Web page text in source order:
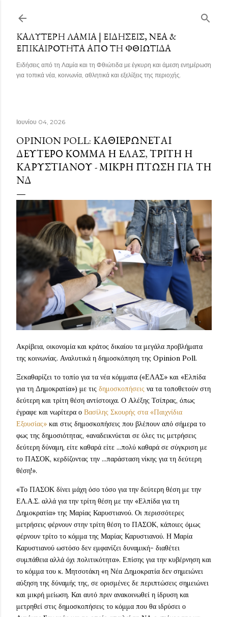
ΚΑΛΎΤΕΡΗ ΛΑΜΊΑ | ΕΙΔΉΣΕΙΣ, ΝΈΑ &
ΕΠΙΚΑΙΡΌΤΗΤΑ ΑΠΌ ΤΗ ΦΘΙΏΤΙΔΑ
Ειδήσεις από τη Λαμία και τη Φθιώτιδα με έγκυρη και άμεση ενημέρωση
για τοπικά νέα, κοινωνία, αθλητικά και εξελίξεις της περιοχής.
Ιουνίου 04, 2026
OPINION POLL: ΚΑΘΙΕΡΏΝΕΤΑΙ
ΔΕΎΤΕΡΟ ΚΌΜΜΑ Η ΕΛΑΣ, ΤΡΊΤΗ Η
ΚΑΡΥΣΤΙΑΝΟΎ - ΜΙΚΡΉ ΠΤΏΣΗ ΓΙΑ ΤΗ
ΝΔ
Ακρίβεια, οικονομία και κράτος δικαίου τα μεγάλα προβλήματα
της κοινωνίας. Αναλυτικά η δημοσκόπηση της Opinion Poll.
Ξεκαθαρίζει το τοπίο για τα νέα κόμματα («ΕΛΑΣ» και «Ελπίδα
για τη Δημοκρατία») με τις δημοσκοπήσεις να τα τοποθετούν στη
δεύτερη και τρίτη θέση αντίστοιχα. Ο Αλέξης Τσίπρας, όπως
έγραφε και νωρίτερα ο Βασίλης Σκουρής στα «Παιχνίδια
Εξουσίας» και στις δημοσκοπήσεις που βλέπουν από σήμερα το
φως της δημοσιότητας, «αναδεικνύεται σε όλες τις μετρήσεις
δεύτερη δύναμη, είτε καθαρά είτε ...πολύ καθαρά σε σύγκριση με
το ΠΑΣΟΚ, κερδίζοντας την ...παράσταση νίκης για τη δεύτερη
θέση!».
«Το ΠΑΣΟΚ δίνει μάχη όσο τόσο για την δεύτερη θέση με την
ΕΛ.Α.Σ. αλλά για την τρίτη θέση με την «Ελπίδα για τη
Δημοκρατία» της Μαρίας Καρυστιανού. Οι περισσότερες
μετρήσεις φέρνουν στην τρίτη θέση το ΠΑΣΟΚ, κάποιες όμως
φέρνουν τρίτο το κόμμα της Μαρίας Καρυστιανού. Η Μαρία
Καρυστιανού ωστόσο δεν εμφανίζει δυναμική- διαθέτει
συμπάθεια αλλά όχι πολιτικότητα». Επίσης για την κυβέρνηση και
το κόμμα του κ. Μητσοτάκη «η Νέα Δημοκρατία δεν σημειώνει
αύξηση της δύναμής της, σε ορισμένες δε περιπτώσεις σημειώνει
και μικρή μείωση. Και αυτό πριν ανακοινωθεί η ίδρυση και
μετρηθεί στις δημοσκοπήσεις το κόμμα που θα ιδρύσει ο